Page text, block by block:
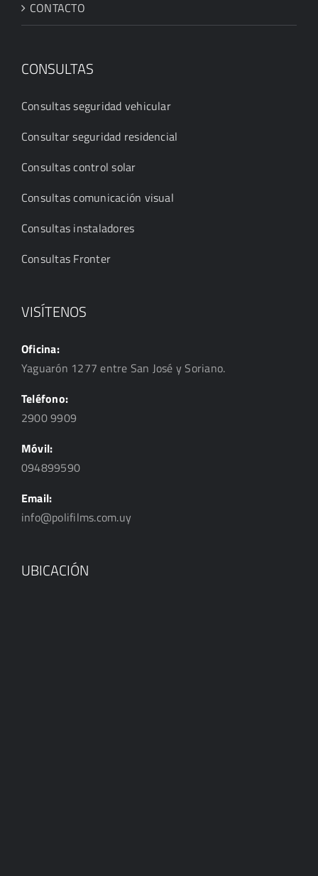
CONTACTO
CONSULTAS
Consultas seguridad vehicular
Consultar seguridad residencial
Consultas control solar
Consultas comunicación visual
Consultas instaladores
Consultas Fronter
VISÍTENOS
Oficina:
Yaguarón 1277 entre San José y Soriano.
Teléfono:
2900 9909
Móvil:
094899590
Email:
info@polifilms.com.uy
UBICACIÓN